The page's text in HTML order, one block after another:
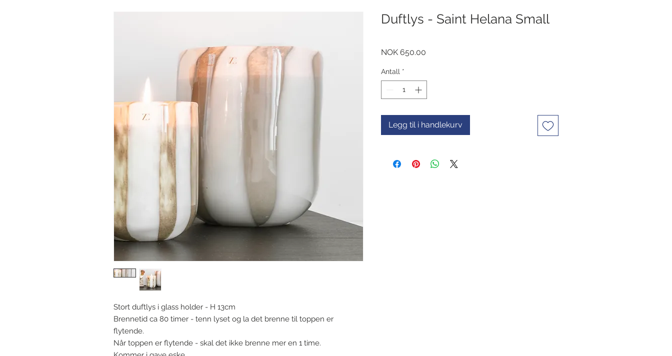
Stort duftlys i glass holder - H 13cm
Brennetid ca 80 timer - tenn lyset og la det brenne til toppen er
flytende.
Når toppen er flytende - skal det ikke brenne mer en 1 time.
Duftlys - Saint Helana Small
NOK 650.00
Antall *
Legg til i handlekurv